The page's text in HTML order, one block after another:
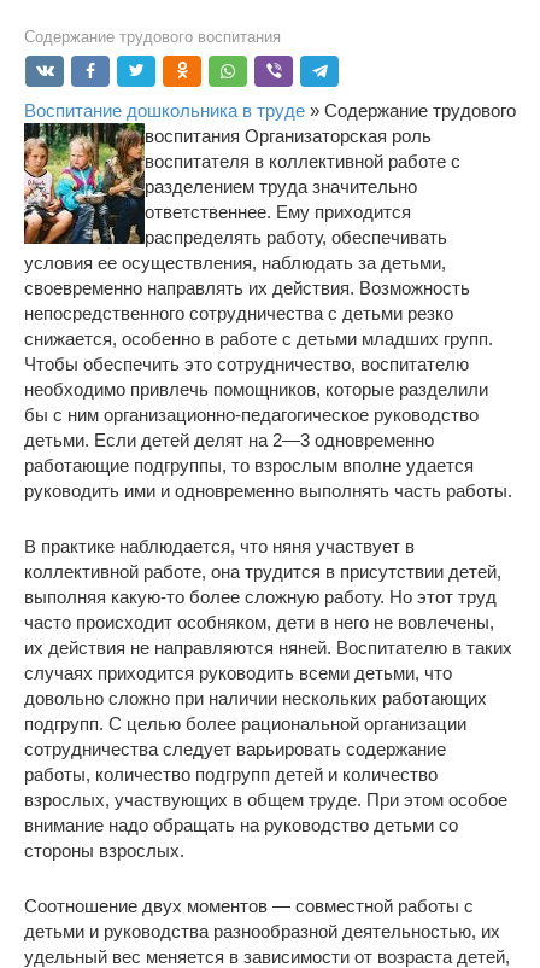
Содержание трудового воспитания
Воспитание дошкольника в труде » Содержание трудового
воспитания Организаторская роль
воспитателя в коллективной работе с
разделением труда значительно
ответственнее. Ему приходится
распределять работу, обеспечивать
условия ее осуществления, наблюдать за детьми,
своевременно направлять их действия. Возможность
непосредственного сотрудничества с детьми резко
снижается, особенно в работе с детьми младших групп.
Чтобы обеспечить это сотрудничество, воспитателю
необходимо привлечь помощников, которые разделили
бы с ним организационно-педагогическое руководство
детьми. Если детей делят на 2―3 одновременно
работающие подгруппы, то взрослым вполне удается
руководить ими и одновременно выполнять часть работы.
В практике наблюдается, что няня участвует в
коллективной работе, она трудится в присутствии детей,
выполняя какую-то более сложную работу. Но этот труд
часто происходит особняком, дети в него не вовлечены,
их действия не направляются няней. Воспитателю в таких
случаях приходится руководить всеми детьми, что
довольно сложно при наличии нескольких работающих
подгрупп. С целью более рациональной организации
сотрудничества следует варьировать содержание
работы, количество подгрупп детей и количество
взрослых, участвующих в общем труде. При этом особое
внимание надо обращать на руководство детьми со
стороны взрослых.
Соотношение двух моментов ― совместной работы с
детьми и руководства разнообразной деятельностью, их
удельный вес меняется в зависимости от возраста детей,